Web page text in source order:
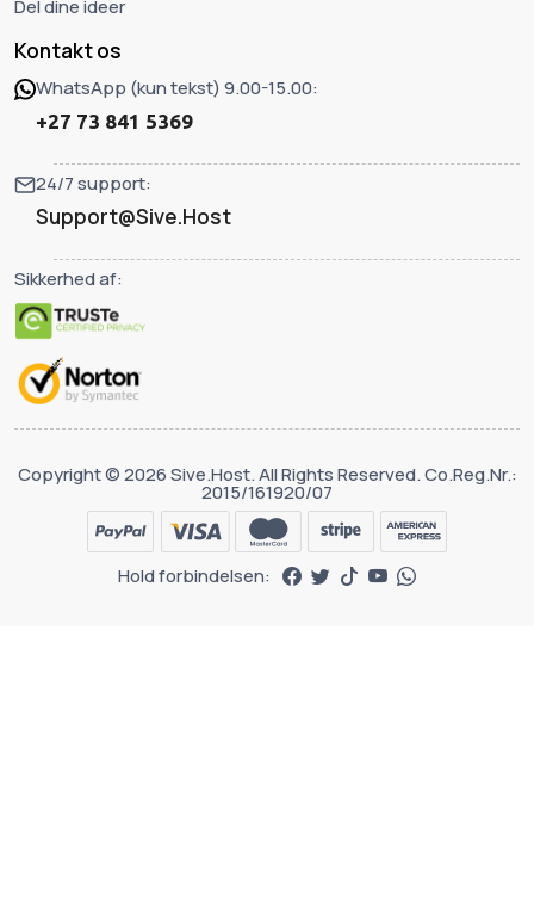
Del dine ideer
Kontakt os
WhatsApp (kun tekst) 9.00-15.00:
+27 73 841 5369
24/7 support:
Support@Sive.Host
Sikkerhed af:
Copyright © 2026 Sive.Host. All Rights Reserved. Co.Reg.Nr.:
2015/161920/07
Hold forbindelsen: